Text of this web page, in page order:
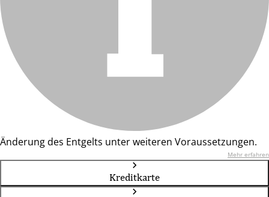
Änderung des Entgelts unter weiteren Voraussetzungen.
Mehr erfahren
Kreditkarte